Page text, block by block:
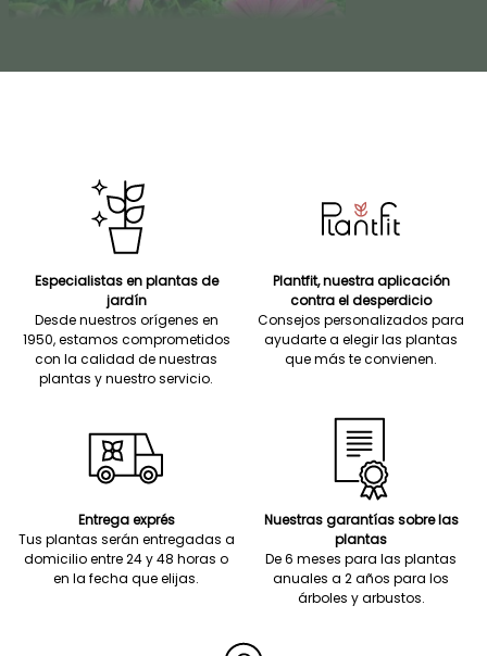
Especialistas en plantas de
jardín
Desde nuestros orígenes en
1950, estamos comprometidos
con la calidad de nuestras
plantas y nuestro servicio.
Plantfit, nuestra aplicación
contra el desperdicio
Consejos personalizados para
ayudarte a elegir las plantas
que más te convienen.
Entrega exprés
Tus plantas serán entregadas a
domicilio entre 24 y 48 horas o
en la fecha que elijas.
Nuestras garantías sobre las
plantas
De 6 meses para las plantas
anuales a 2 años para los
árboles y arbustos.